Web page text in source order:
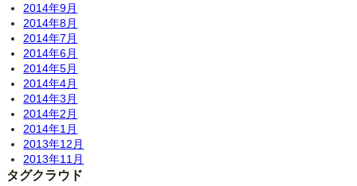
2014年9月
2014年8月
2014年7月
2014年6月
2014年5月
2014年4月
2014年3月
2014年2月
2014年1月
2013年12月
2013年11月
タグクラウド